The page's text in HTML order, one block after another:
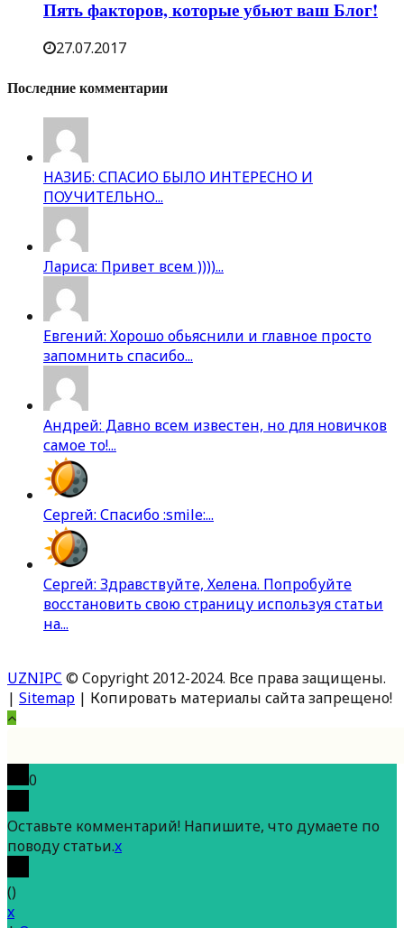
Пять факторов, которые убьют ваш Блог!
27.07.2017
Последние комментарии
НАЗИБ: СПАСИО БЫЛО ИНТЕРЕСНО И
ПОУЧИТЕЛЬНО...
Лариса: Привет всем ))))...
Евгений: Хорошо обьяснили и главное просто
запомнить спасибо...
Андрей: Давно всем известен, но для новичков
самое то!...
Сергей: Спасибо :smile:...
Сергей: Здравствуйте, Хелена. Попробуйте
восстановить свою страницу используя статьи
на...
UZNIPC © Copyright 2012-2024. Все права защищены.
| Sitemap | Копировать материалы сайта запрещено!
Вверх
0
Оставьте комментарий! Напишите, что думаете по
поводу статьи.x
()
x